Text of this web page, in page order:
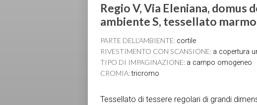
Regio V, Via Eleniana, domus
ambiente S, tessellato
PARTE DELL’AMBIENTE: cortile
RIVESTIMENTO CON SCANSIONE: a copertura
TIPO DI IMPAGINAZIONE: a campo omogeneo
CROMIA:tricromo
Tessellato di tessere regolari di grandi